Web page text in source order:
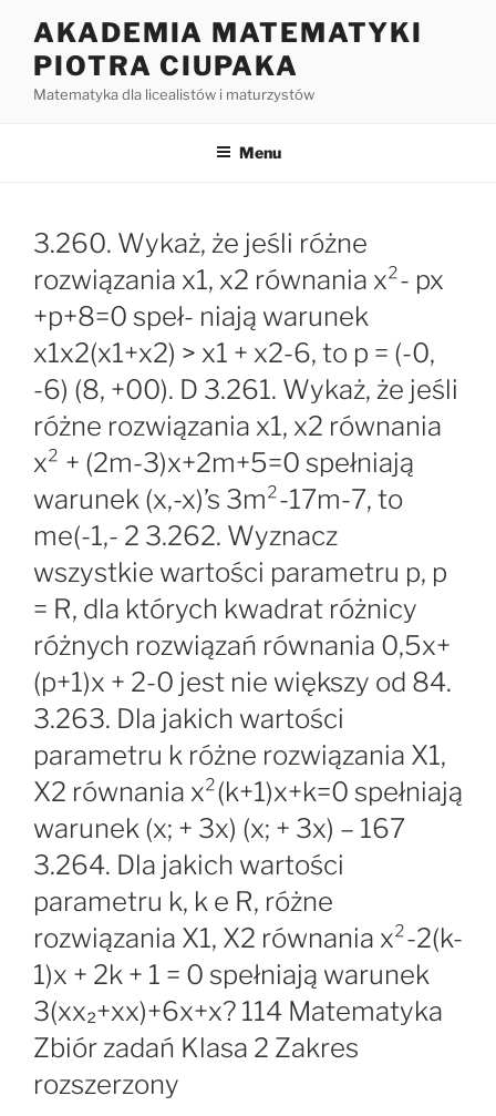
treści
AKADEMIA MATEMATYKI
PIOTRA CIUPAKA
Matematyka dla licealistów i maturzystów
Menu
3.260. Wykaż, że jeśli różne
rozwiązania x1, x2 równania x²- px
+p+8=0 speł- niają warunek
x1x2(x1+x2) > x1 + x2-6, to p = (-0,
-6) (8, +00). D 3.261. Wykaż, że jeśli
różne rozwiązania x1, x2 równania
x² + (2m-3)x+2m+5=0 spełniają
warunek (x,-x)’s 3m²-17m-7, to
me(-1,- 2 3.262. Wyznacz
wszystkie wartości parametru p, p
= R, dla których kwadrat różnicy
różnych rozwiązań równania 0,5x+
(p+1)x + 2-0 jest nie większy od 84.
3.263. Dla jakich wartości
parametru k różne rozwiązania X1,
X2 równania x²(k+1)x+k=0 spełniają
warunek (x; + 3x) (x; + 3x) – 167
3.264. Dla jakich wartości
parametru k, k e R, różne
rozwiązania X1, X2 równania x²-2(k-
1)x + 2k + 1 = 0 spełniają warunek
3(xx₂+xx)+6x+x? 114 Matematyka
Zbiór zadań Klasa 2 Zakres
rozszerzony